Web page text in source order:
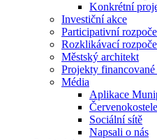
Konkrétní
Investiční akce
Participativní
Rozklikávací
Městský architekt
Projekty
Média
Aplikace
Sociální sítě
Napsali o nás